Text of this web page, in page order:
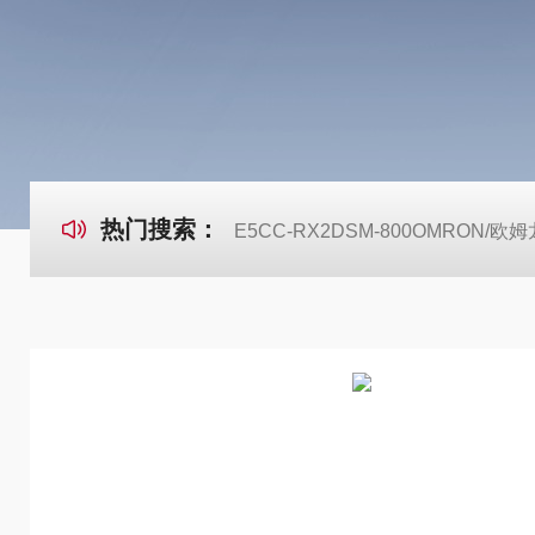
热门搜索： E5CC-RX2DSM-800OMRON/欧